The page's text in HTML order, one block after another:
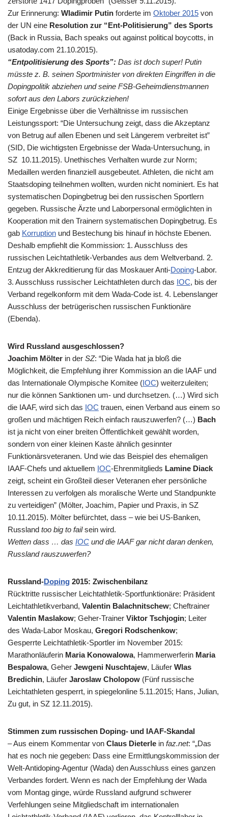
Zur Erinnerung: Wladimir Putin forderte im Oktober 2015 von
der UN eine Resolution zur “Ent-Politisierung” des Sports
(Back in Russia, Bach speaks out against political boycotts, in
usatoday.com 21.10.2015).
“Entpolitisierung des Sports”: Das ist doch super! Putin
müsste z. B. seinen Sportminister von direkten Eingriffen in die
Dopingpolitik abziehen und seine FSB-Geheimdienstmannen
sofort aus den Labors zurückziehen!
Einige Ergebnisse über die Verhältnisse im russischen
Leistungssport: “Die Untersuchung zeigt, dass die Akzeptanz
von Betrug auf allen Ebenen und seit Längerem verbreitet ist”
(SID, Die wichtigsten Ergebnisse der Wada-Untersuchung, in
SZ 10.11.2015). Unethisches Verhalten wurde zur Norm;
Medaillen werden finanziell ausgebeutet. Athleten, die nicht am
Staatsdoping teilnehmen wollten, wurden nicht nominiert. Es hat
systematischen Dopingbetrug bei den russischen Sportlern
gegeben. Russische Ärzte und Laborpersonal ermöglichten in
Kooperation mit den Trainern systematischen Dopingbetrug. Es
gab Korruption und Bestechung bis hinauf in höchste Ebenen.
Deshalb empfiehlt die Kommission: 1. Ausschluss des
russischen Leichtathletik-Verbandes aus dem Weltverband. 2.
Entzug der Akkreditierung für das Moskauer Anti-Doping-Labor.
3. Ausschluss russischer Leichtathleten durch das IOC, bis der
Verband regelkonform mit dem Wada-Code ist. 4. Lebenslanger
Ausschluss der betrügerischen russischen Funktionäre
(Ebenda).
Wird Russland ausgeschlossen?
Joachim Mölter in der SZ: “Die Wada hat ja bloß die
Möglichkeit, die Empfehlung ihrer Kommission an die IAAF und
das Internationale Olympische Komitee (IOC) weiterzuleiten;
nur die können Sanktionen um- und durchsetzen. (…) Wird sich
die IAAF, wird sich das IOC trauen, einen Verband aus einem so
großen und mächtigen Reich einfach rauszuwerfen? (…) Bach
ist ja nicht von einer breiten Öffentlichkeit gewählt worden,
sondern von einer kleinen Kaste ähnlich gesinnter
Funktionärsveteranen. Und wie das Beispiel des ehemaligen
IAAF-Chefs und aktuellem IOC-Ehrenmitglieds Lamine Diack
zeigt, scheint ein Großteil dieser Veteranen eher persönliche
Interessen zu verfolgen als moralische Werte und Standpunkte
zu verteidigen” (Mölter, Joachim, Papier und Praxis, in SZ
10.11.2015). Mölter befürchtet, dass – wie bei US-Banken,
Russland too big to failsein wird.
Wetten dass … das IOC und die IAAFgar nicht daran denken,
Russland rauszuwerfen?
Russland-Doping 2015: Zwischenbilanz
Rücktritte russischer Leichtathletik-Sportfunktionäre: Präsident
Leichtathletikverband, Valentin Balachnitschew; Cheftrainer
Valentin Maslakow; Geher-Trainer Viktor Tschjogin; Leiter
des Wada-Labor Moskau, Gregori Rodschenkow;
Gesperrte Leichtathletik-Sportler im November 2015:
Marathonläuferin Maria Konowalowa, Hammerwerferin Maria
Bespalowa, Geher Jewgeni Nuschtajew, Läufer Wlas
Bredichin, Läufer Jaroslaw Cholopow (Fünf russische
Leichtathleten gesperrt, in spiegelonline 5.11.2015; Hans, Julian,
Zu gut, in SZ 12.11.2015).
Stimmen zum russischen Doping- und IAAF-Skandal
– Aus einem Kommentar von Claus Dieterle in faz.net: “„Das
hat es noch nie gegeben: Dass eine Ermittlungskommission der
Welt-Antidoping-Agentur (Wada) den Ausschluss eines ganzen
Verbandes fordert. Wenn es nach der Empfehlung der Wada
vom Montag ginge, würde Russland aufgrund schwerer
Verfehlungen seine Mitgliedschaft im internationalen